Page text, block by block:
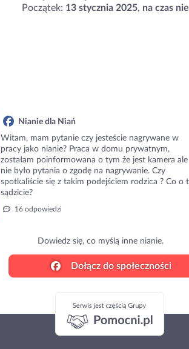
Początek: 13 stycznia 2025, na czas
Nianie dla Niań
Witam, mam pytanie czy jesteście nagrywane w
pracy jako nianie? Praca w domu prywatnym,
zostałam poinformowana o tym że jest kamera ale
nie było pytania o zgodę na nagrywanie. Czy
spotkaliście się z takim podejściem rodzica ? Co o
sądzicie?
16 odpowiedzi
Dowiedz się, co myślą inne nianie.
Dołącz do społeczności